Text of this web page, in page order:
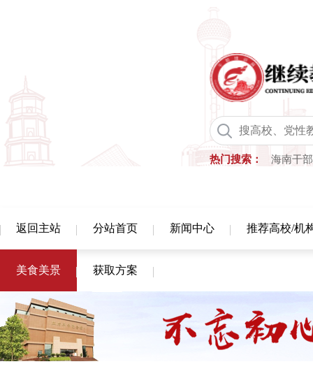
热门搜索： 海南干
返回主站 分站首页 新闻中心 推荐高校/机
美食美景 获取方案